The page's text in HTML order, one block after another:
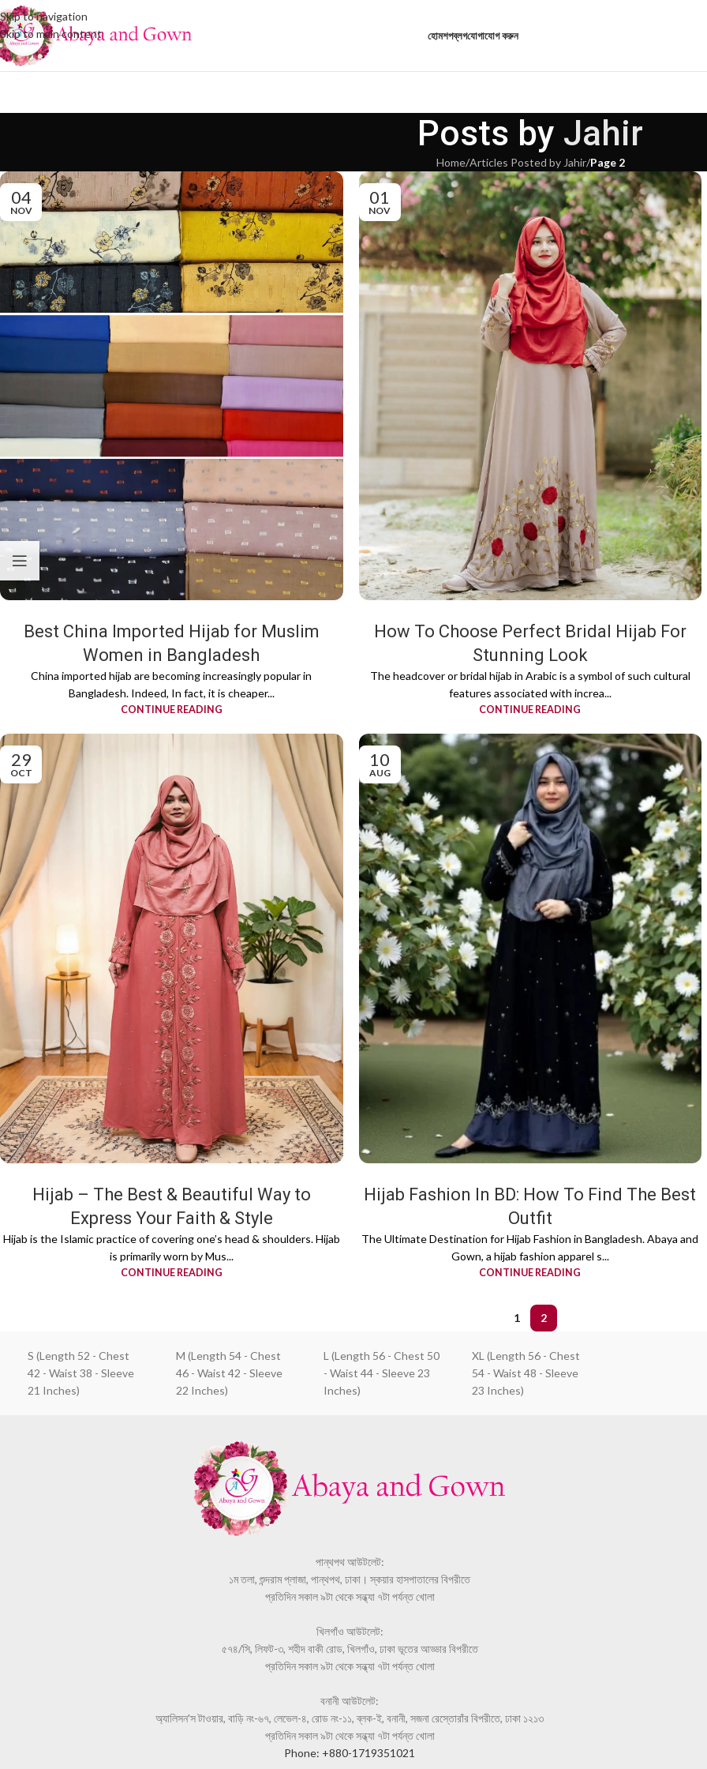
Skip to navigation
Skip to main content
হোমশপব্লগযোগাযোগ করুন
Posts by Jahir
Home/Articles Posted by Jahir/Page 2
04
NOV
Best China Imported Hijab for Muslim
Women in Bangladesh
China imported hijab are becoming increasingly popular in
Bangladesh. Indeed, In fact, it is cheaper...
CONTINUE READING
01
NOV
How To Choose Perfect Bridal Hijab For
Stunning Look
The headcover or bridal hijab in Arabic is a symbol of such cultural
features associated with increa...
CONTINUE READING
29
OCT
Hijab – The Best & Beautiful Way to
Express Your Faith & Style
Hijab is the Islamic practice of covering one’s head & shoulders. Hijab
is primarily worn by Mus...
CONTINUE READING
10
AUG
Hijab Fashion In BD: How To Find The Best
Outfit
The Ultimate Destination for Hijab Fashion in Bangladesh. Abaya and
Gown, a hijab fashion apparel s...
CONTINUE READING
1 2
S (Length 52 - Chest
42 - Waist 38 - Sleeve
21 Inches)
M (Length 54 - Chest
46 - Waist 42 - Sleeve
22 Inches)
L (Length 56 - Chest 50
- Waist 44 - Sleeve 23
Inches)
XL (Length 56 - Chest
54 - Waist 48 - Sleeve
23 Inches)
পান্থপথ আউটলেট:
১ম তলা, শুন্দরাম প্লাজা, পান্থপথ, ঢাকা। স্কয়ার হাসপাতালের বিপরীতে
প্রতিদিন সকাল ৯টা থেকে সন্ধ্যা ৭টা পর্যন্ত খোলা
খিলগাঁও আউটলেট:
৫৭৪/সি, লিফট-৩, শহীদ বাকী রোড, খিলগাঁও, ঢাকা ভূতের আড্ডার বিপরীতে
প্রতিদিন সকাল ৯টা থেকে সন্ধ্যা ৭টা পর্যন্ত খোলা
বনানী আউটলেট:
অ্যালিসন'স টাওয়ার, বাড়ি নং-৬৭, লেভেল-৪, রোড নং-১১, ব্লক-ই, বনানী, সজনা রেস্তোরাঁর বিপরীতে, ঢাকা ১২১৩
প্রতিদিন সকাল ৯টা থেকে সন্ধ্যা ৭টা পর্যন্ত খোলা
Phone: +880-1719351021